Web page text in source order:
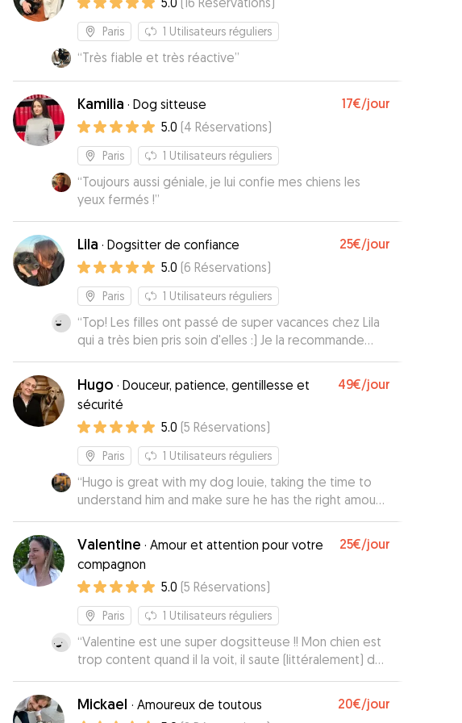
Paris 1 Utilisateurs réguliers
“Très fiable et très réactive”
Kamilia · Dog sitteuse 17€/jour
5.0 (4 Réservations)
Paris 1 Utilisateurs réguliers
“Toujours aussi géniale, je lui confie mes chiens les
yeux fermés !”
Lila · Dogsitter de confiance 25€/jour
5.0 (6 Réservations)
Paris 1 Utilisateurs réguliers
“Top! Les filles ont passé de super vacances chez Lila
qui a très bien pris soin d'elles :) Je la recommande
donc totalement, et les filles aussi !”
Hugo · Douceur, patience, gentillesse et
sécurité
49€/jour
5.0 (5 Réservations)
Paris 1 Utilisateurs réguliers
“Hugo is great with my dog louie, taking the time to
understand him and make sure he has the right amount
of exercise and rest during the day. Very nice to work
with him!
Valentine · Amour et attention pour votre
compagnon
25€/jour
5.0 (5 Réservations)
Paris 1 Utilisateurs réguliers
“Valentine est une super dogsitteuse !! Mon chien est
trop content quand il la voit, il saute (littéralement) de
joie. Digne de confiance et attentionnée je vous la
recommande.
Mickael · Amoureux de toutous 20€/jour